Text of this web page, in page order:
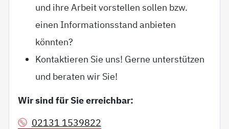
und ihre Arbeit vorstellen sollen bzw.
einen Informationsstand anbieten
könnten?
Kontaktieren Sie uns! Gerne unterstützen
und beraten wir Sie!
Wir sind für Sie erreichbar:
02131 1539822